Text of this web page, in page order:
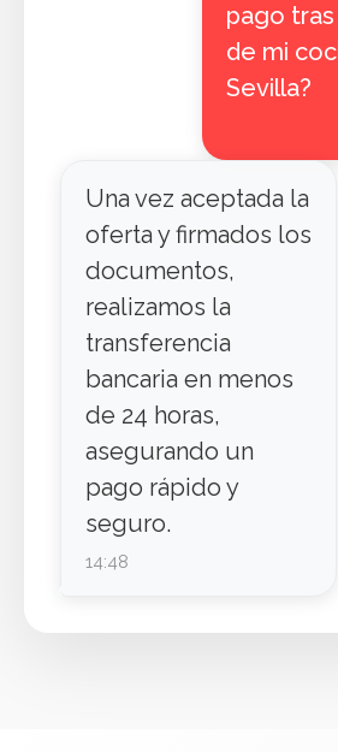
pago
de mi
Sevilla?
Una vez aceptada la
oferta y firmados los
documentos,
realizamos la
transferencia
bancaria en menos
de 24 horas,
asegurando un
pago rápido y
seguro.
14:48